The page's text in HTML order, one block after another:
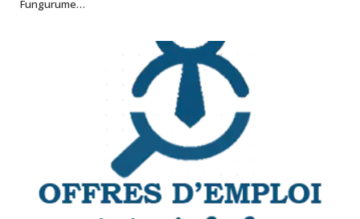
Fungurume…